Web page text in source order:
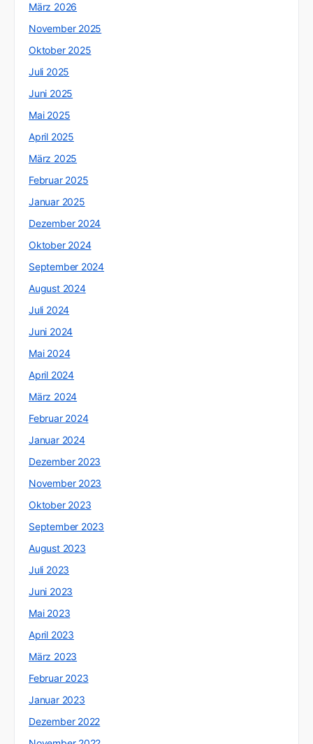
März 2026
November 2025
Oktober 2025
Juli 2025
Juni 2025
Mai 2025
April 2025
März 2025
Februar 2025
Januar 2025
Dezember 2024
Oktober 2024
September 2024
August 2024
Juli 2024
Juni 2024
Mai 2024
April 2024
März 2024
Februar 2024
Januar 2024
Dezember 2023
November 2023
Oktober 2023
September 2023
August 2023
Juli 2023
Juni 2023
Mai 2023
April 2023
März 2023
Februar 2023
Januar 2023
Dezember 2022